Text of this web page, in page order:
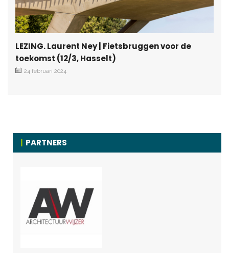
LEZING. Laurent Ney | Fietsbruggen voor de
toekomst (12/3, Hasselt)
24 februari 2024
PARTNERS